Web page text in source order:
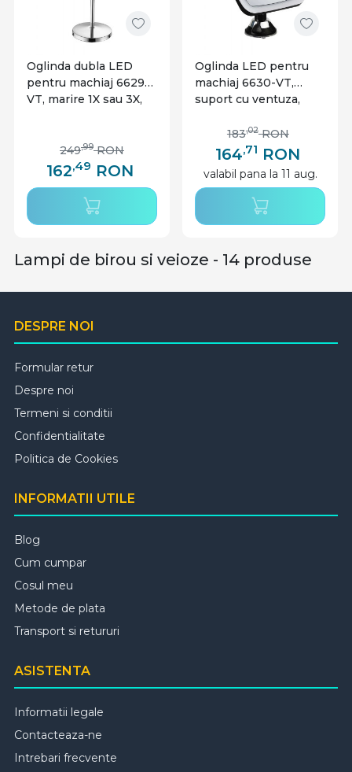
sau aproximativ, cauta o lampa la aceeasi inaltime
sau cu 2-3 cm in plus. De exemplu, daca noptiera ta
intaltime de aproximativ 31-34 cm.
O alegere vintage iti va oferi posibilitatea de a te
mediul online si indreapta-ti atentia catre optiunile
care iti plac cel mai mult.
Oglinda dubla LED
pentru machiaj 6629-
VT, marire 1X sau 3X,
162,49 RON
249,99 RON
Oglinda LED pentru
machiaj 6630-VT,
suport cu ventuza,
V-TAC
164,71 RON
183,02 RON
valabil pana la 11 aug.
Lampi de birou si veioze - 14 produse
DESPRE NOI
Formular retur
Despre noi
Termeni si conditii
Confidentialitate
Politica de Cookies
INFORMATII UTILE
Blog
Cum cumpar
Cosul meu
Metode de plata
Transport si retururi
ASISTENTA
Informatii legale
Contacteaza-ne
Intrebari frecvente